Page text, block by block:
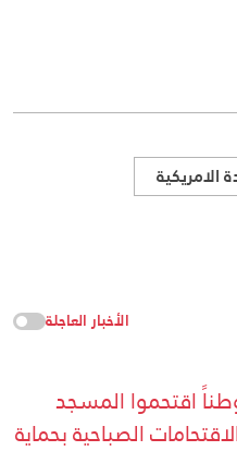
الامريكية
الأخبار العاجلة
133 مستوطناً اقتحموا المسجد
الصباحية بحماية